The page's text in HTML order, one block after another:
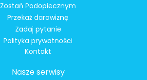
Zostań Podopiecznym
Przekaż darowiznę
Zadaj pytanie
Polityka prywatności
Kontakt
Nasze serwisy